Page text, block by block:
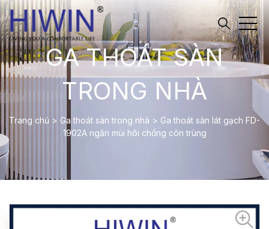
GA THOÁT SÀN
TRONG NHÀ
Trang chủ > Ga thoát sàn trong nhà > Ga thoát sàn lát gạch FD-
1902A ngăn mùi hôi chống côn trùng